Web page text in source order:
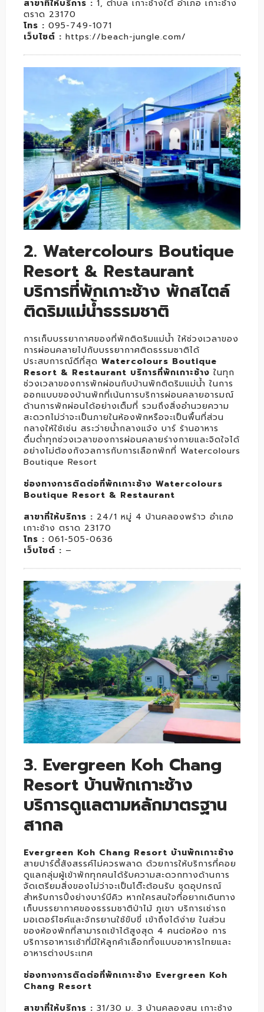
สาขาที่ให้บริการ : 1, ตำบล เกาะช้างใต้ อำเภอ เกาะช้าง
ตราด 23170
โทร : 095-749-1071
เว็บไซต์ : https://beach-jungle.com/
2. Watercolours Boutique
Resort & Restaurant
บริการที่พักเกาะช้าง พักสไตล์
ติดริมแม่น้ำธรรมชาติ
การเก็บบรรยากาศของที่พักติดริมแม่น้ำ ให้ช่วงเวลาของ
การผ่อนคลายไปกับบรรยากาศติดธรรมชาติได้
ประสบการณ์ดีที่สุด Watercolours Boutique
Resort & Restaurant บริการที่พักเกาะช้าง ในทุก
ช่วงเวลาของการพักผ่อนกับบ้านพักติดริมแม่น้ำ ในการ
ออกแบบของบ้านพักที่เน้นการบริการผ่อนคลายอารมณ์
ด้านการพักผ่อนได้อย่างเต็มที่ รวมถึงสิ่งอำนวยความ
สะดวกไม่ว่าจะเป็นภายในห้องพักหรือจะเป็นพื้นที่ส่วน
กลางให้ใช้เช่น สระว่ายน้ำกลางแจ้ง บาร์ ร้านอาหาร
ดื่มด่ำทุกช่วงเวลาของการผ่อนคลายร่างกายและจิดใจได้
อย่างไม่ต้องกังวลการกับการเลือกพักที่ Watercolours
Boutique Resort
ช่องทางการติดต่อที่พักเกาะช้าง Watercolours
Boutique Resort & Restaurant
สาขาที่ให้บริการ : 24/1 หมู่ 4 บ้านคลองพร้าว อำเภอ
เกาะช้าง ตราด 23170
โทร : 061-505-0636
เว็บไซต์ : –
3. Evergreen Koh Chang
Resort บ้านพักเกาะช้าง
บริการดูแลตามหลักมาตรฐาน
สากล
Evergreen Koh Chang Resort บ้านพักเกาะช้าง
สายปาร์ตี้สังสรรค์ไม่ควรพลาด ด้วยการให้บริการที่คอย
ดูแลกลุ่มผู้เข้าพักทุกคนได้รับความสะดวกทางด้านการ
จัดเตรียมสิ่งของไม่ว่าจะเป็นโต๊ะต้อนรับ ชุดอุปกรณ์
สำหรับการปิ้งย่างบาร์บีคิว หากใครสนใจที่อยากเดินทาง
เก็บบรรยากาศของธรรมชาติป่าไม้ ภูเขา บริการเช่ารถ
มอเตอร์ไซค์และจักรยานใช้ขับขี่ เข้าถึงได้ง่าย ในส่วน
ของห้องพักที่สามารถเข้าได้สูงสุด 4 คนต่อห้อง การ
บริการอาหารเช้าที่มีให้ลูกค้าเลือกทั้งแบบอาหารไทยและ
อาหารต่างประเทศ
ช่องทางการติดต่อที่พักเกาะช้าง Evergreen Koh
Chang Resort
สาขาที่ให้บริการ : 31/30 ม. 3 บ้านคลองสน เกาะช้าง